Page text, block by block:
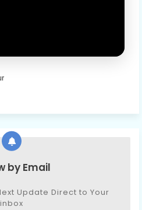
by Email
Update Direct to Your
inbox